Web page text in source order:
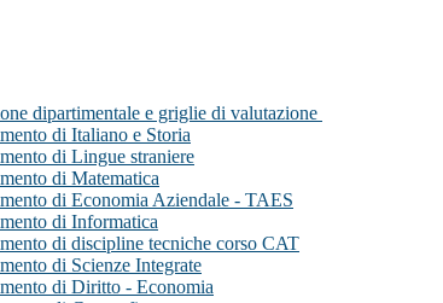
dipartimentale e griglie di valutazione
di Italiano e Storia
di Lingue straniere
di Matematica
di Economia Aziendale - TAES
di Informatica
di discipline tecniche corso CAT
di Scienze Integrate
di Diritto - Economia